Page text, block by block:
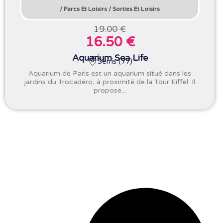
/ Parcs Et Loisirs /Sorties Et Loisirs
19.00 €
16.50 €
Aquarium Sea Life
Serris (77)
Aquarium de Paris est un aquarium situé dans les
jardins du Trocadéro, à proximité de la Tour Eiffel. Il
propose...